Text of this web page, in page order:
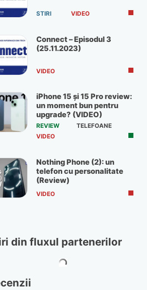
STIRI VIDEO
Connect – Episodul 3
(25.11.2023)
VIDEO
iPhone 15 și 15 Pro review:
un moment bun pentru
upgrade? (VIDEO)
REVIEW
TELEFOANE
VIDEO
Nothing Phone (2): un
telefon cu personalitate
(Review)
VIDEO
din fluxul partenerilor